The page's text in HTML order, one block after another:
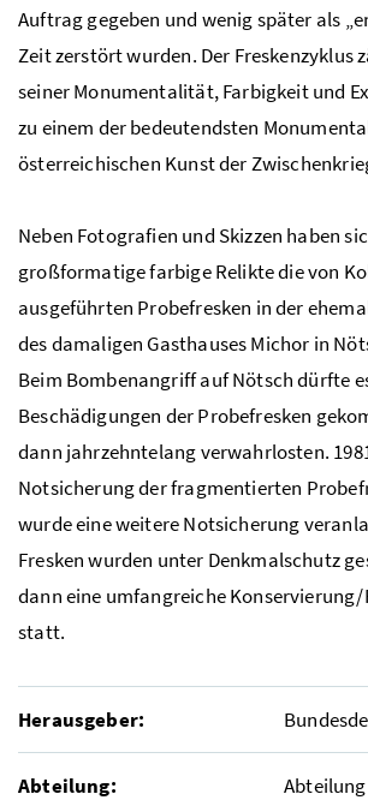
Auftrag gegeben und wenig später als
Zeit zerstört wurden. Der Freskenzyklus
seiner Monumentalität, Farbigkeit und
zu einem der bedeutendsten
österreichischen Kunst der
Neben Fotografien und Skizzen haben
großformatige farbige Relikte die von
ausgeführten Probefresken in der
des damaligen Gasthauses Michor in
Beim Bombenangriff auf Nötsch dürfte
Beschädigungen der Probefresken
dann jahrzehntelang verwahrlosten.
Notsicherung der fragmentierten
wurde eine weitere Notsicherung
Fresken wurden unter Denkmalschutz
dann eine umfangreiche
statt.
Herausgeber:
Abteilung: